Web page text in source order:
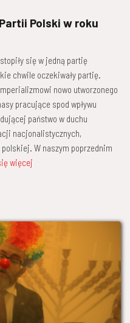
Polski w roku
się w jedną partię
chwile oczekiwały partię.
nowo utworzonego
pracujące spod wpływu
państwo w duchu
nacjonalistycznych,
W naszym poprzednim
więcej